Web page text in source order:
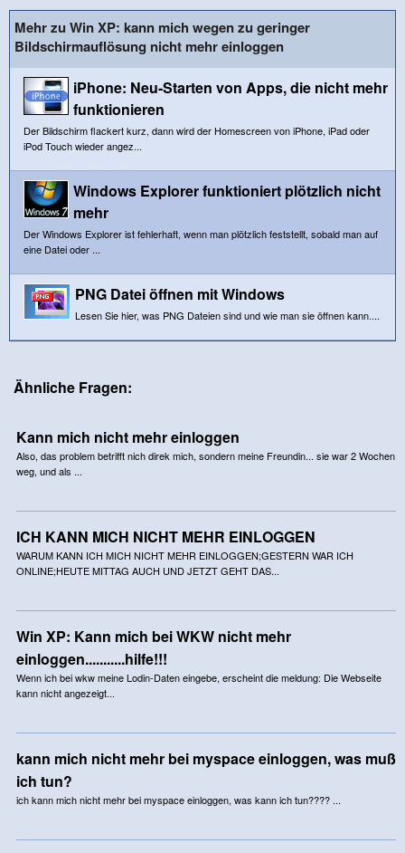
Mehr zu Win XP: kann mich wegen zu geringer
Bildschirmauflösung nicht mehr einloggen
iPhone: Neu-Starten von Apps, die nicht mehr
funktionieren
Der Bildschirm flackert kurz, dann wird der Homescreen von iPhone, iPad oder
iPod Touch wieder angez...
Windows Explorer funktioniert plötzlich nicht
mehr
Der Windows Explorer ist fehlerhaft, wenn man plötzlich feststellt, sobald man auf
eine Datei oder ...
PNG Datei öffnen mit Windows
Lesen Sie hier, was PNG Dateien sind und wie man sie öffnen kann....
Ähnliche Fragen:
Kann mich nicht mehr einloggen
Also, das problem betrifft nich direk mich, sondern meine Freundin... sie war 2 Wochen
weg, und als ...
ICH KANN MICH NICHT MEHR EINLOGGEN
WARUM KANN ICH MICH NICHT MEHR EINLOGGEN;GESTERN WAR ICH
ONLINE;HEUTE MITTAG AUCH UND JETZT GEHT DAS...
Win XP: Kann mich bei WKW nicht mehr
einloggen...........hilfe!!!
Wenn ich bei wkw meine Lodin-Daten eingebe, erscheint die meldung: Die Webseite
kann nicht angezeigt...
kann mich nicht mehr bei myspace einloggen, was muß
ich tun?
ich kann mich nicht mehr bei myspace einloggen, was kann ich tun???? ...